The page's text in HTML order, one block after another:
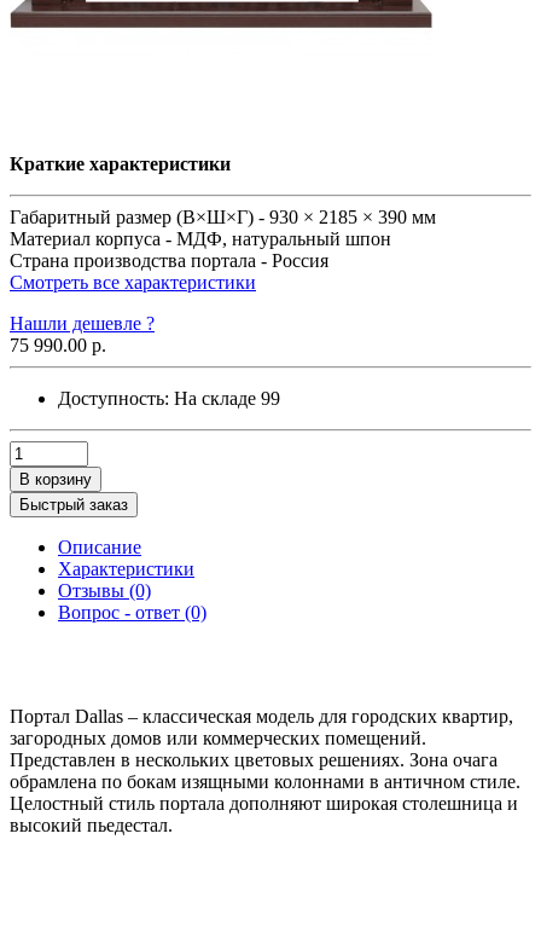
Краткие характеристики
Габаритный размер (В×Ш×Г) - 930 × 2185 × 390 мм
Материал корпуса - МДФ, натуральный шпон
Страна производства портала - Россия
Смотреть все характеристики
Нашли дешевле ?
75 990.00 р.
Доступность: На складе 99
В корзину
Быстрый заказ
Описание
Характеристики
Отзывы (0)
Вопрос - ответ (0)
Портал Dallas – классическая модель для городских квартир,
загородных домов или коммерческих помещений.
Представлен в нескольких цветовых решениях. Зона очага
обрамлена по бокам изящными колоннами в античном стиле.
Целостный стиль портала дополняют широкая столешница и
высокий пьедестал.